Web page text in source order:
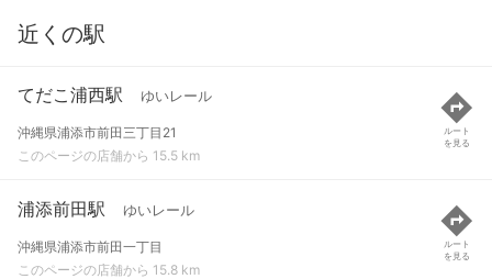
近くの駅
てだこ浦西駅 ゆいレール
沖縄県浦添市前田三丁目21
このページの店舗から 15.5 km
ルート
を見る
浦添前田駅 ゆいレール
沖縄県浦添市前田一丁目
このページの店舗から 15.8 km
ルート
を見る